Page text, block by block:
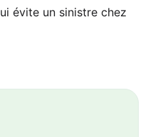
évite un sinistre chez